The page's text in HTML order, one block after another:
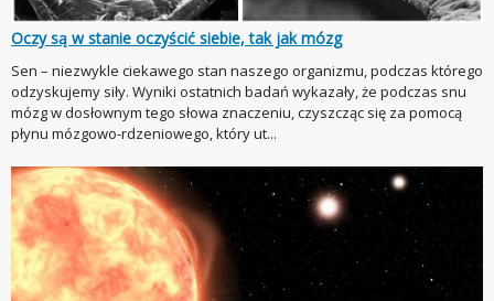
Oczy są w stanie oczyścić siebie, tak jak mózg
Sen – niezwykle ciekawego stan naszego organizmu, podczas którego
odzyskujemy siły. Wyniki ostatnich badań wykazały, że podczas snu
mózg w dosłownym tego słowa znaczeniu, czyszcząc się za pomocą
płynu mózgowo-rdzeniowego, który ut...